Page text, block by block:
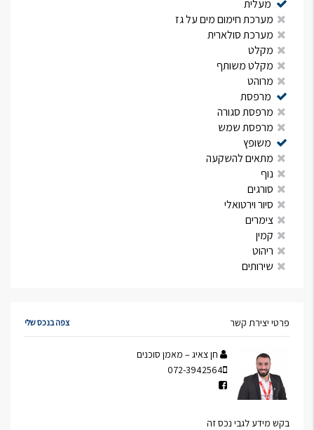
מעלית
מערכת חימום מים על גז
מערכת סולארית
מקלט
מקלט משותף
מרוהט
מרפסת
מרפסת סגורה
מרפסת שמש
משופץ
מתאים להשקעה
נוף
סורגים
סיור וירטואלי
צימרים
קמין
ריהוט
שירותים
פרטי יצירת קשר צפה בנכס שלי
חן צאיג – מאמן סוכנים
072-3942564
בקש מידע לגבי נכס זה